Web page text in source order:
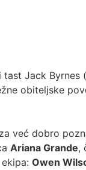
tast Jack Byrnes
obiteljske
već dobro
Ariana Grande,
Owen